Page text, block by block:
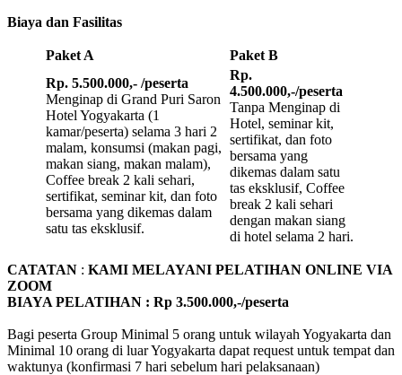
Biaya dan Fasilitas
Paket A
Paket B
Rp. 5.500.000,- /peserta
Menginap di Grand Puri Saron
Hotel Yogyakarta (1
kamar/peserta) selama 3 hari 2
malam, konsumsi (makan pagi,
makan siang, makan malam),
Coffee break 2 kali sehari,
sertifikat, seminar kit, dan foto
bersama yang dikemas dalam
satu tas eksklusif.
Rp.
4.500.000,-/peserta
Tanpa Menginap di
Hotel, seminar kit,
sertifikat, dan foto
bersama yang
dikemas dalam satu
tas eksklusif, Coffee
break 2 kali sehari
dengan makan siang
di hotel selama 2 hari.
CATATAN : KAMI MELAYANI PELATIHAN ONLINE VIA
ZOOM
BIAYA PELATIHAN : Rp 3.500.000,-/peserta
Bagi peserta Group Minimal 5 orang untuk wilayah Yogyakarta dan
Minimal 10 orang di luar Yogyakarta dapat request untuk tempat dan
waktunya (konfirmasi 7 hari sebelum hari pelaksanaan)